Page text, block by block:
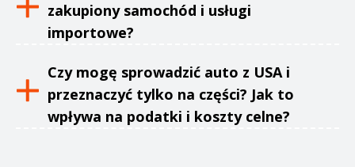
zakupiony samochód i usługi
importowe?
Czy mogę sprowadzić auto z USA i
przeznaczyć tylko na części? Jak to
wpływa na podatki i koszty celne?